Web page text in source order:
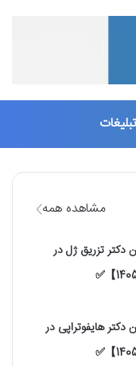
تبلیغات
مشاهده همه
بهترین دکتر تزریق ژل در
بهترین دکتر هایفوتراپی در